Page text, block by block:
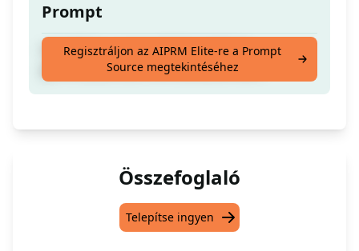
Prompt
Lehetőség a meggyőző hirdetések
generálására az e-kereskedelemben.
Regisztráljon az AIPRM Elite-re a Prompt
Source megtekintéséhez
Összefoglaló
Telepítse ingyen